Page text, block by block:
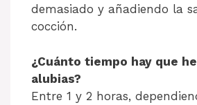
demasiado y añadiendo la
cocción.
¿Cuánto tiempo hay que
alubias?
Entre 1 y 2 horas,